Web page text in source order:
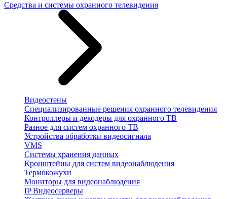
Средства и системы охранного телевидения
Видеостены
Специализированные решения охранного телевидения
Контроллеры и декодеры для охранного ТВ
Разное для систем охранного ТВ
Устройства обработки видеосигнала
VMS
Системы хранения данных
Кронштейны для систем видеонаблюдения
Термокожухи
Мониторы для видеонаблюдения
IP Видеосерверы